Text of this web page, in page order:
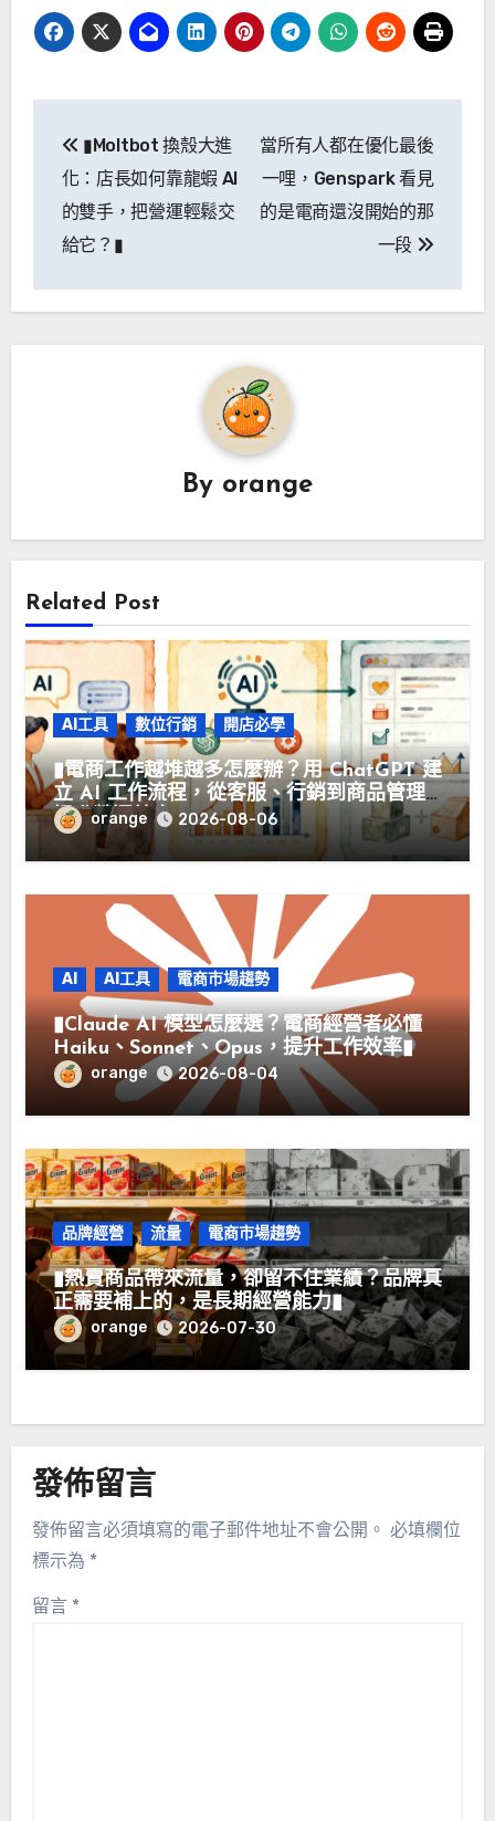
章
導
覽
▮Moltbot 換殼大進
化：店長如何靠龍蝦 AI
的雙手，把營運輕鬆交
給它？▮
當所有人都在優化最後
一哩，Genspark 看見
的是電商還沒開始的那
一段
By orange
Related Post
AI工具 數位行銷 開店必學
▮電商工作越堆越多怎麼辦？用 ChatGPT 建
立 AI 工作流程，從客服、行銷到商品管理
提升營運效率▮
orange 2026-08-06
AI AI工具 電商市場趨勢
▮Claude AI 模型怎麼選？電商經營者必懂
Haiku、Sonnet、Opus，提升工作效率▮
orange 2026-08-04
品牌經營 流量 電商市場趨勢
▮熱賣商品帶來流量，卻留不住業績？品牌真
正需要補上的，是長期經營能力▮
orange 2026-07-30
發佈留言
發佈留言必須填寫的電子郵件地址不會公開。 必填欄位
標示為 *
留言 *